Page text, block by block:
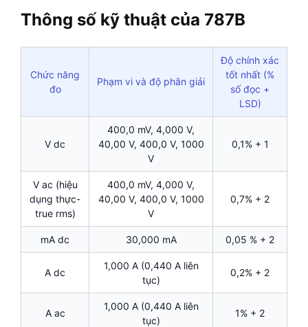
Thông số kỹ thuật của 787B
Chức năng
đo
Phạm vi và độ phân giải
Độ chính xác
tốt nhất (%
số đọc +
LSD)
V dc
400,0 mV, 4,000 V,
40,00 V, 400,0 V, 1000
V
0,1% + 1
V ac (hiệu
dụng thực-
true rms)
400,0 mV, 4,000 V,
40,00 V, 400,0 V, 1000
V
0,7% + 2
mA dc 30,000 mA 0,05 % + 2
A dc
1,000 A (0,440 A liên
tục)
0,2% + 2
A ac
1,000 A (0,440 A liên
tục)
1% + 2